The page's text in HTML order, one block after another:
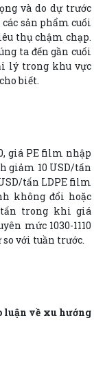
và do dự trước
sản phẩm cuối
thụ chậm chạp.
ta đến gần cuối
lý trong khu vực
biết.
giá PE film nhập
giảm 10 USD/tấn
tấn LDPE film
không đổi hoặc
tấn trong khi giá
mức 1030-1110
với tuần trước.
về xu hướng